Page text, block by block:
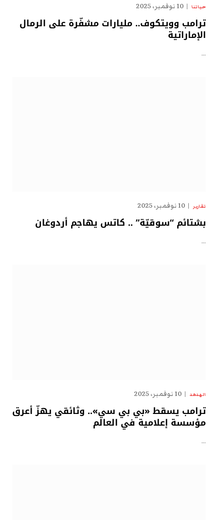
حياتنا 10 نوفمبر، 2025
ترامب وويتكوف.. مليارات مشفّرة على الرمال
الإماراتية
…
تقارير 10 نوفمبر، 2025
بشتائم “سوقيّة” .. كاتس يهاجم أردوغان
…
الهدهد 10 نوفمبر، 2025
ترامب يسقط «بي بي سي».. وثائقي يهزّ أعرق
مؤسسة إعلامية في العالم
…